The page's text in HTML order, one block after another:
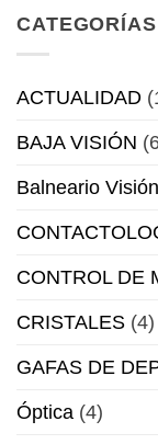
CATEGORÍAS
ACTUALIDAD
BAJA VISIÓN
Balneario Visión
CONTROL DE
CRISTALES (4)
GAFAS DE
Óptica (4)